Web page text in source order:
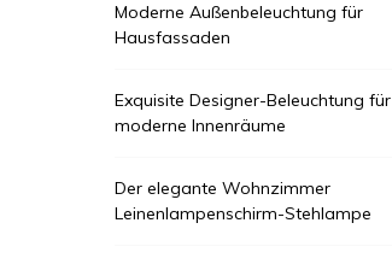
Moderne Außenbeleuchtung für
Hausfassaden
Exquisite Designer-Beleuchtung für
moderne Innenräume
Der elegante Wohnzimmer
Leinenlampenschirm-Stehlampe